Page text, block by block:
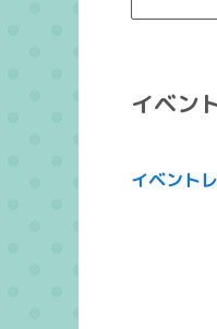
イベン
イベント